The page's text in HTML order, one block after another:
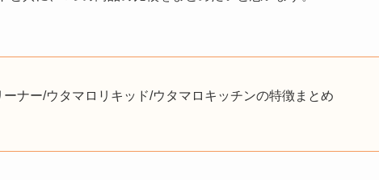
ナー/ウタマロリキッド/ウタマロキッチンの特徴まとめ